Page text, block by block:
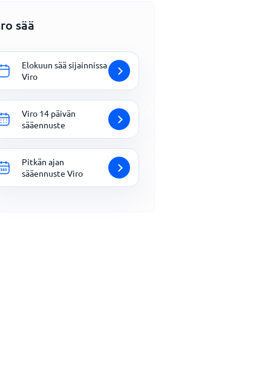
sää
Elokuun sää sijainnissa
Viro
Viro 14 päivän
sääennuste
Pitkän ajan
sääennuste Viro